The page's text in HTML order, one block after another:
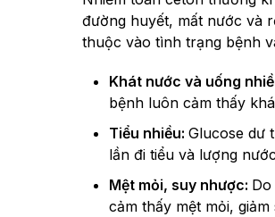
đường huyết, mất nước và
thuộc vào tình trạng bệnh
Khát nước và uống
bệnh luôn cảm thấy
Tiểu nhiều: Glucose dư
lần đi tiểu và lượng
Mệt mỏi, suy nhược:
cảm thấy mệt mỏi,